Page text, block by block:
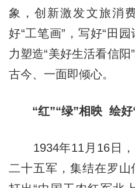
象，创新激发文旅消
好“工笔画”，写好“田
力塑造“美好生活看信
古今、一面即倾心。
“红”“绿”相映 绘好
1934年11月16日，
二十五军，集结在罗山